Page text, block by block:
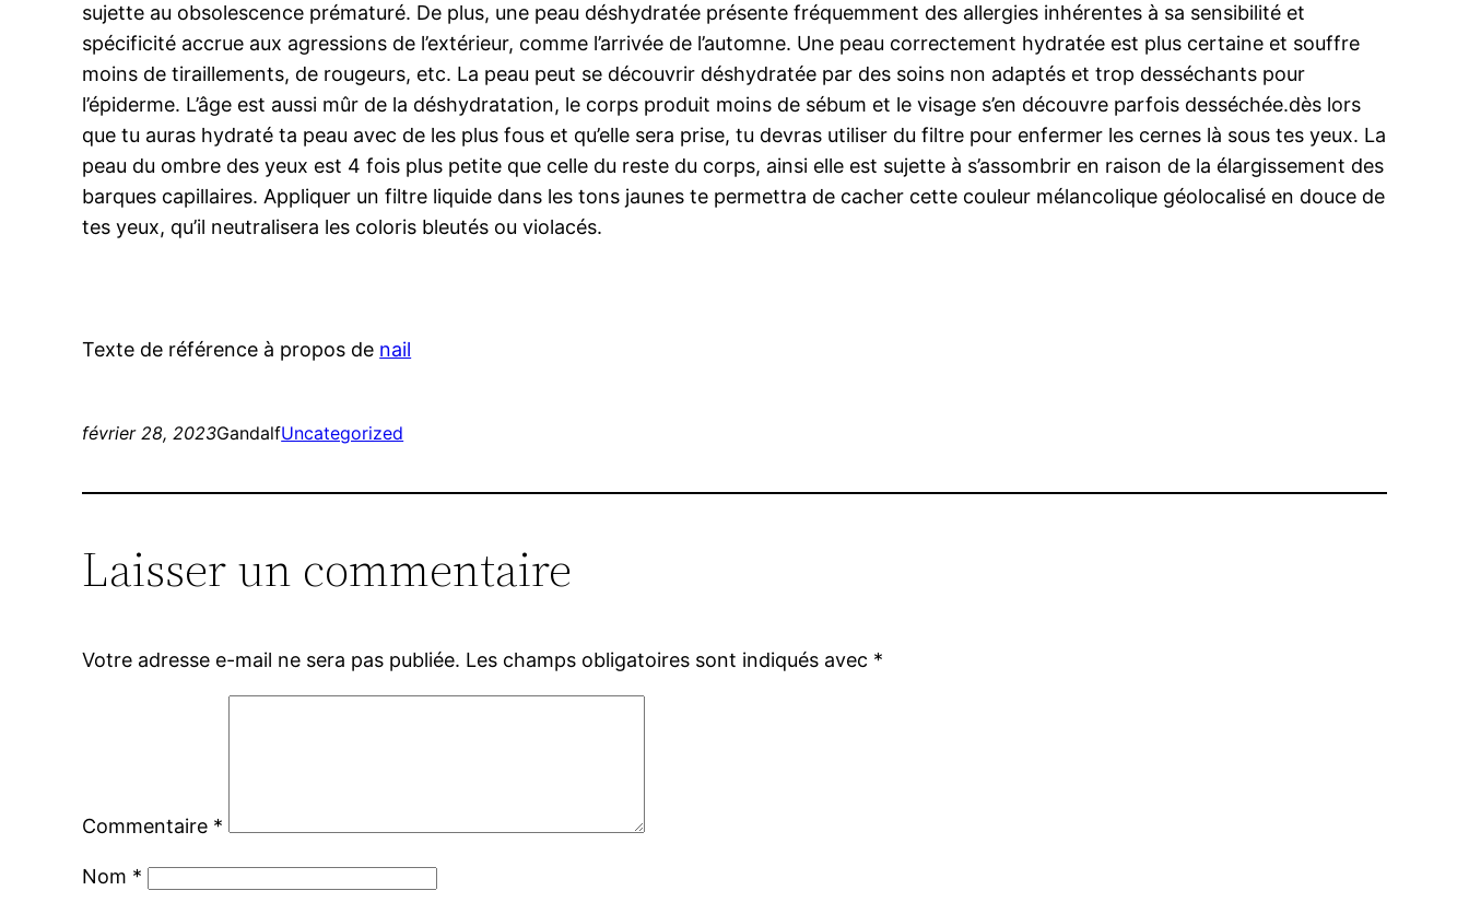
sujette au obsolescence prématuré. De plus, une peau déshydratée présente fréquemment des allergies inhérentes à sa sensibilité et
spécificité accrue aux agressions de l’extérieur, comme l’arrivée de l’automne. Une peau correctement hydratée est plus certaine et souffre
moins de tiraillements, de rougeurs, etc. La peau peut se découvrir déshydratée par des soins non adaptés et trop desséchants pour
l’épiderme. L’âge est aussi mûr de la déshydratation, le corps produit moins de sébum et le visage s’en découvre parfois desséchée.dès lors
que tu auras hydraté ta peau avec de les plus fous et qu’elle sera prise, tu devras utiliser du filtre pour enfermer les cernes là sous tes yeux. La
peau du ombre des yeux est 4 fois plus petite que celle du reste du corps, ainsi elle est sujette à s’assombrir en raison de la élargissement des
barques capillaires. Appliquer un filtre liquide dans les tons jaunes te permettra de cacher cette couleur mélancolique géolocalisé en douce de
tes yeux, qu’il neutralisera les coloris bleutés ou violacés.
Texte de référence à propos de nail
février 28, 2023GandalfUncategorized
Laisser un commentaire
Votre adresse e-mail ne sera pas publiée. Les champs obligatoires sont indiqués avec *
Commentaire *
Nom *